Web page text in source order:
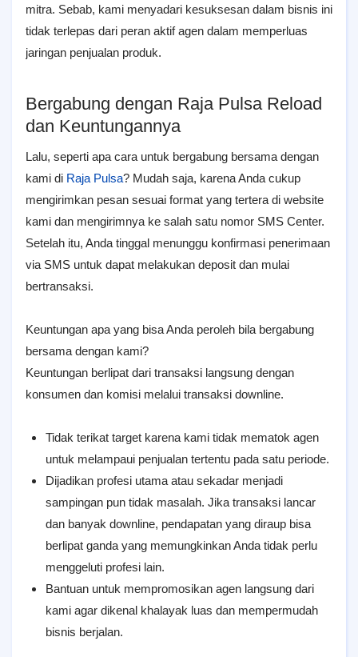
mitra. Sebab, kami menyadari kesuksesan dalam bisnis ini
tidak terlepas dari peran aktif agen dalam memperluas
jaringan penjualan produk.
Bergabung dengan Raja Pulsa Reload
dan Keuntungannya
Lalu, seperti apa cara untuk bergabung bersama dengan
kami di Raja Pulsa? Mudah saja, karena Anda cukup
mengirimkan pesan sesuai format yang tertera di website
kami dan mengirimnya ke salah satu nomor SMS Center.
Setelah itu, Anda tinggal menunggu konfirmasi penerimaan
via SMS untuk dapat melakukan deposit dan mulai
bertransaksi.
Keuntungan apa yang bisa Anda peroleh bila bergabung
bersama dengan kami?
Keuntungan berlipat dari transaksi langsung dengan
konsumen dan komisi melalui transaksi downline.
Tidak terikat target karena kami tidak mematok agen
untuk melampaui penjualan tertentu pada satu periode.
Dijadikan profesi utama atau sekadar menjadi
sampingan pun tidak masalah. Jika transaksi lancar
dan banyak downline, pendapatan yang diraup bisa
berlipat ganda yang memungkinkan Anda tidak perlu
menggeluti profesi lain.
Bantuan untuk mempromosikan agen langsung dari
kami agar dikenal khalayak luas dan mempermudah
bisnis berjalan.